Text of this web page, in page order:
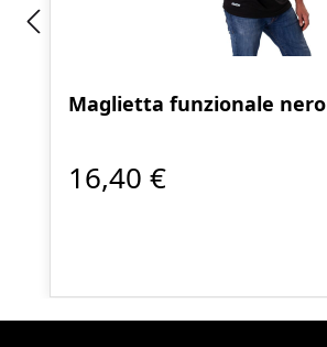
Maglietta funzionale nero
16,40 €